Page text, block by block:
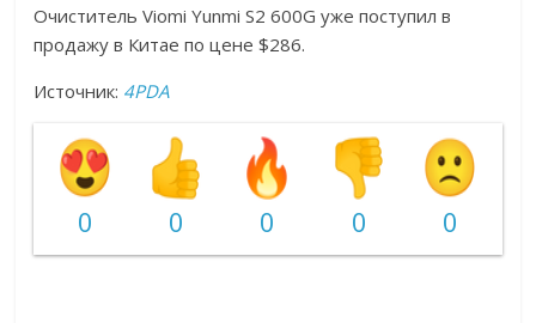
Очиститель Viomi Yunmi S2 600G уже поступил в
продажу в Китае по цене $286.
Источник: 4PDA
0 0 0 0 0